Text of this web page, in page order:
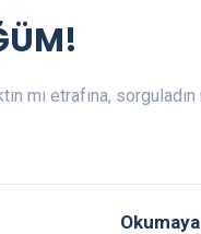
mı etrafına, sorguladın